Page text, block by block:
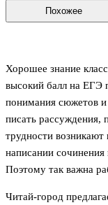
Похожее
Хорошее знание
высокий балл на ЕГЭ
понимания сюжетов и
писать рассуждения,
трудности
написании
Поэтому так важна
Читай-город